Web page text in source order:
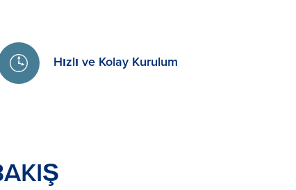
Hızlı ve Kolay Kurulum